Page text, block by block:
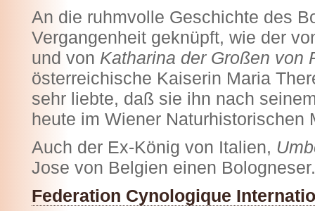
An die ruhmvolle Geschichte des
Vergangenheit geknüpft, wie der
und von Katharina der Großen von
österreichische Kaiserin Maria
sehr liebte, daß sie ihn nach
heute im Wiener Naturhistorischen
Auch der Ex-König von Italien,
Jose von Belgien einen Bologneser.
Federation Cynologique